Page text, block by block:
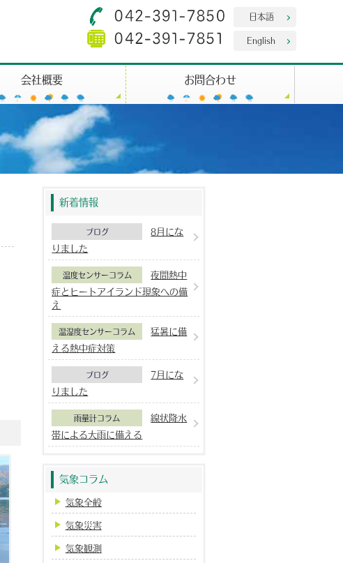
日本語
English
会社概要 お問合わせ
新着情報
ブログ
8月にな
りました
温度センサーコラム
夜間熱中
症とヒートアイランド現象への備
え
温湿度センサーコラム
猛暑に備
える熱中症対策
ブログ
7月にな
りました
雨量計コラム
線状降水
帯による大雨に備える
気象コラム
気象全般
気象災害
気象観測